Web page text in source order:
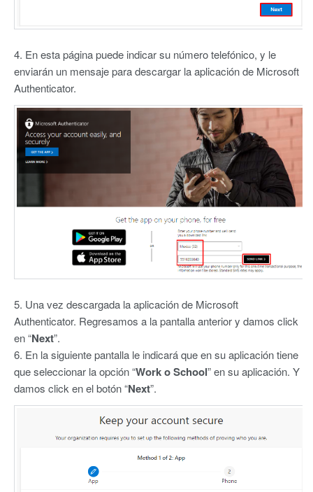
4. En esta página puede indicar su número telefónico, y le
enviarán un mensaje para descargar la aplicación de Microsoft
Authenticator.
5. Una vez descargada la aplicación de Microsoft
Authenticator. Regresamos a la pantalla anterior y damos click
en “Next”.
6. En la siguiente pantalla le indicará que en su aplicación tiene
que seleccionar la opción “Work o School” en su aplicación. Y
damos click en el botón “Next”.